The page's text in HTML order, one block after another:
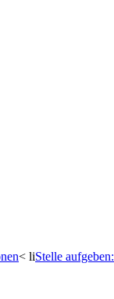
< liStelle